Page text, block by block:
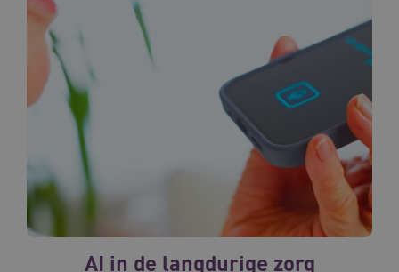
AI in de langdurige zorg